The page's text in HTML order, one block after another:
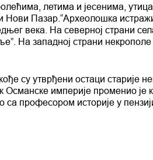
летима и јесенима,
Нови Пазар.“Археолошка
века. На северној страни
На западној страни некрополе
су утврђени остаци старије
империје променио је
са професором историје у